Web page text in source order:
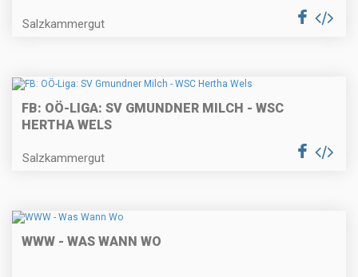
Salzkammergut
FB: OÖ-LIGA: SV GMUNDNER MILCH - WSC
HERTHA WELS
Salzkammergut
WWW - WAS WANN WO